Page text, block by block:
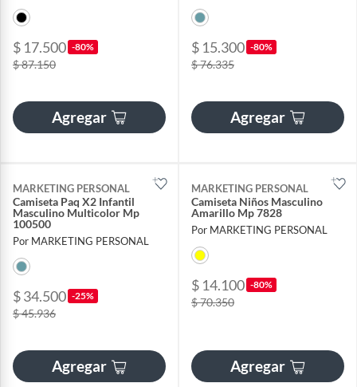
$ 17.500 -80%
$ 87.150
Agregar
$ 15.300 -80%
$ 76.335
Agregar
MARKETING PERSONAL
Camiseta Paq X2 Infantil
Masculino Multicolor Mp
100500
Por MARKETING PERSONAL
$ 34.500 -25%
$ 45.936
Agregar
MARKETING PERSONAL
Camiseta Niños Masculino
Amarillo Mp 7828
Por MARKETING PERSONAL
$ 14.100 -80%
$ 70.350
Agregar